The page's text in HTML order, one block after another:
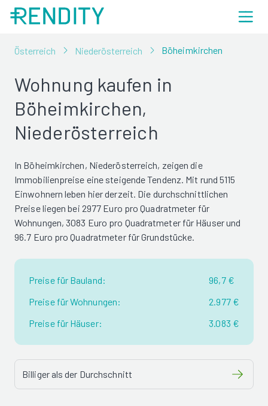
Österreich Niederösterreich Böheimkirchen
Wohnung kaufen in
Böheimkirchen,
Niederösterreich
In Böheimkirchen, Niederösterreich, zeigen die
Immobilienpreise eine steigende Tendenz. Mit rund 5115
Einwohnern leben hier derzeit. Die durchschnittlichen
Preise liegen bei 2977 Euro pro Quadratmeter für
Wohnungen, 3083 Euro pro Quadratmeter für Häuser und
96.7 Euro pro Quadratmeter für Grundstücke.
Preise für Bauland:
96,7 €
Preise für Wohnungen:
2.977 €
Preise für Häuser:
3.083 €
Billiger als der Durchschnitt